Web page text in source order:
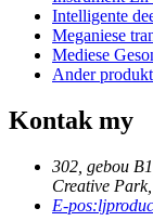
Intelligente
Meganiese
Mediese
Ander
Kontak my
302, gebou
Creative
E-pos: